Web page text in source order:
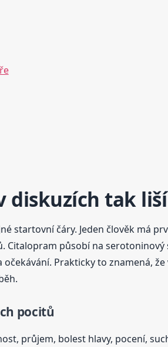
diskuzích tak liší
startovní čáry. Jeden člověk má
působí na serotoninový
Prakticky to znamená,
pocitů
průjem, bolest hlavy, pocení,